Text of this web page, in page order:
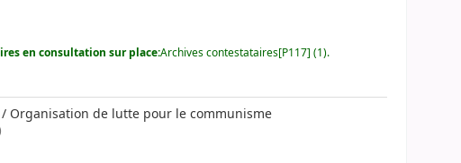
en consultation sur place:Archives contestataires[P117] (1).
Organisation de lutte pour le communisme